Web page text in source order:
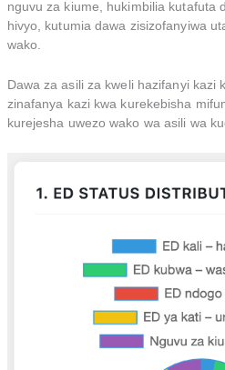
nguvu za kiume, hukimbilia kutafuta
hivyo, kutumia dawa zisizofanyiwa
wako.
Dawa za asili za kweli hazifanyi kazi
zinafanya kazi kwa kurekebisha
kurejesha uwezo wako wa asili wa